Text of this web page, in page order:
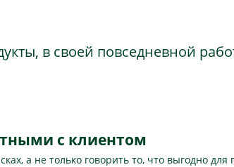
в своей повседневной
с клиентом
а не только говорить то, что выгодно